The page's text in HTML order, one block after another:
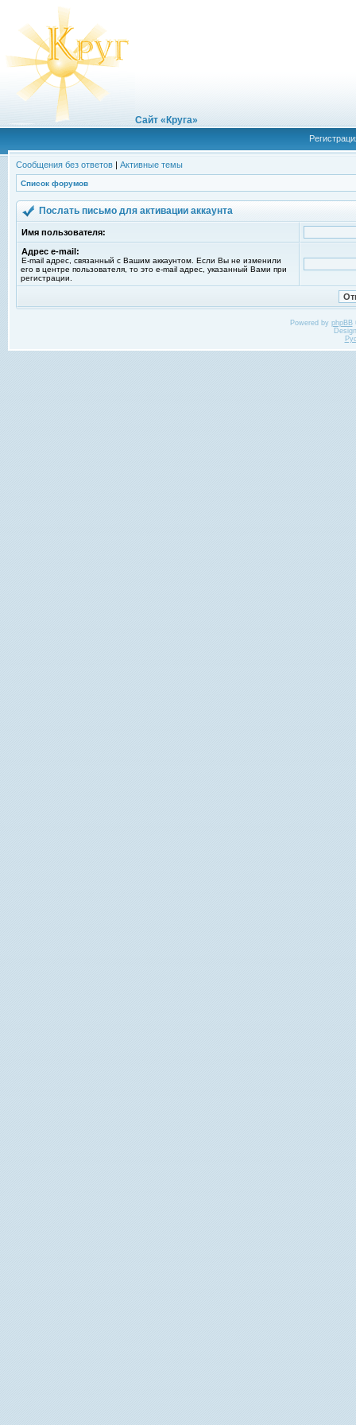
Сайт «Круга»
Сообщения без ответов | Активные темы
Список форумов
Послать письмо для активации аккаунта
Имя пользователя:
Адрес e-mail:
E-mail адрес, связанный с Вашим аккаунтом. Если Вы не изменили
его в центре пользователя, то это e-mail адрес, указанный Вами при
регистрации.
Powered by phpBB